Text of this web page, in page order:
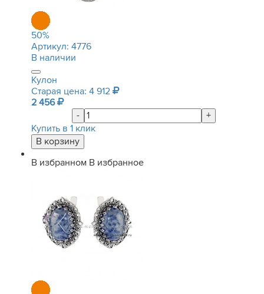
50%
Артикул: 4776
В наличии
Кулон
Старая цена: 4 912
2 456
-
+
Купить в 1 клик
В избранном В избранное